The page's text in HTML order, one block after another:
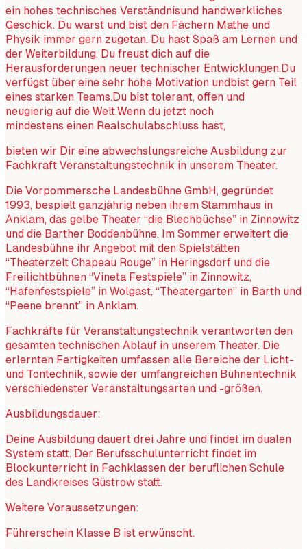
ein hohes technisches Verständnisund handwerkliches
Geschick. Du warst und bist den Fächern Mathe und
Physik immer gern zugetan. Du hast Spaß am Lernen und
der Weiterbildung, Du freust dich auf die
Herausforderungen neuer technischer Entwicklungen.Du
verfügst über eine sehr hohe Motivation undbist gern Teil
eines starken Teams.Du bist tolerant, offen und
neugierig auf die Welt.Wenn du jetzt noch
mindestens einen Realschulabschluss hast,
bieten wir Dir eine abwechslungsreiche Ausbildung zur
Fachkraft Veranstaltungstechnik in unserem Theater.
Die Vorpommersche Landesbühne GmbH, gegründet
1993, bespielt ganzjährig neben ihrem Stammhaus in
Anklam, das gelbe Theater “die Blechbüchse” in Zinnowitz
und die Barther Boddenbühne. Im Sommer erweitert die
Landesbühne ihr Angebot mit den Spielstätten
“Theaterzelt Chapeau Rouge” in Heringsdorf und die
Freilichtbühnen “Vineta Festspiele” in Zinnowitz,
“Hafenfestspiele” in Wolgast, “Theatergarten” in Barth und
“Peene brennt” in Anklam.
Fachkräfte für Veranstaltungstechnik verantworten den
gesamten technischen Ablauf in unserem Theater. Die
erlernten Fertigkeiten umfassen alle Bereiche der Licht-
und Tontechnik, sowie der umfangreichen Bühnentechnik
verschiedenster Veranstaltungsarten und -größen.
Ausbildungsdauer:
Deine Ausbildung dauert drei Jahre und findet im dualen
System statt. Der Berufsschulunterricht findet im
Blockunterricht in Fachklassen der beruflichen Schule
des Landkreises Güstrow statt.
Weitere Voraussetzungen:
Führerschein Klasse B ist erwünscht.